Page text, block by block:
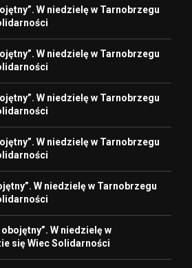
W niedzielę w Tarnobrzegu
W niedzielę w Tarnobrzegu
W niedzielę w Tarnobrzegu
W niedzielę w Tarnobrzegu
W niedzielę w Tarnobrzegu
obojętny”. W niedzielę w
się Wiec Solidarności